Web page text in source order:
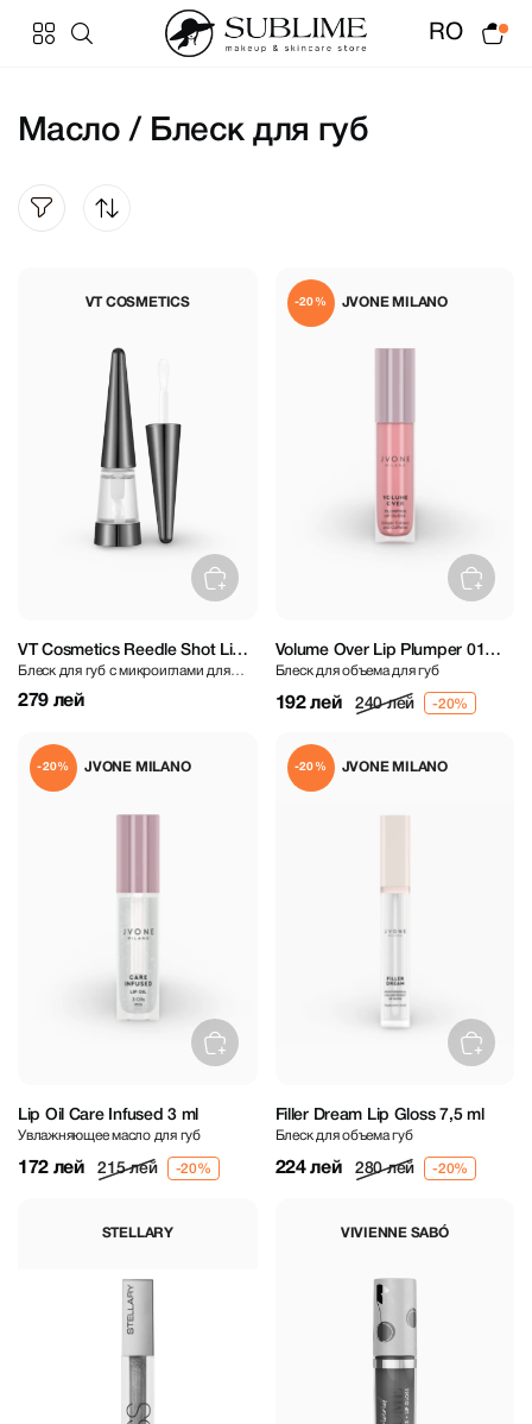
RO
Масло / Блеск для губ
VT COSMETICS
VT Cosmetics Reedle Shot Lip
Plumper Expert
Блеск для губ с микроиглами для
придания объема
279 лей
JVONE MILANO
-20%
Volume Over Lip Plumper 01
Nude Crush 3,8 ml
Блеск для объема для губ
192 лей 240 лей
JVONE MILANO
-20%
Lip Oil Care Infused 3 ml
Увлажняющее масло для губ
172 лей 215 лей
JVONE MILANO
-20%
Filler Dream Lip Gloss 7,5 ml
Блеск для объема губ
224 лей 280 лей
STELLARY VIVIENNE SABÓ